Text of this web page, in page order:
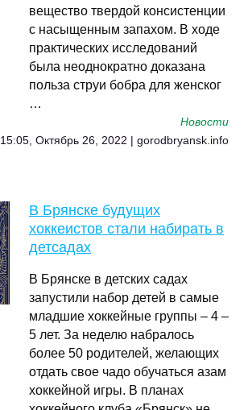
вещество твердой консистенции
с насыщенным запахом. В ходе
практических исследований
была неоднократно доказана
польза струи бобра для женског
…
Новости
15:05, Октябрь 26, 2022 | gorodbryansk.info
В Брянске будущих
хоккеистов стали набирать в
детсадах
В Брянске в детских садах
запустили набор детей в самые
младшие хоккейные группы – 4 –
5 лет. За неделю набралось
более 50 родителей, желающих
отдать свое чадо обучаться азам
хоккейной игры. В планах